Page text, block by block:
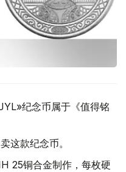
纪念币属于《值得铭
这款纪念币。
25铜合金制作，每枚硬